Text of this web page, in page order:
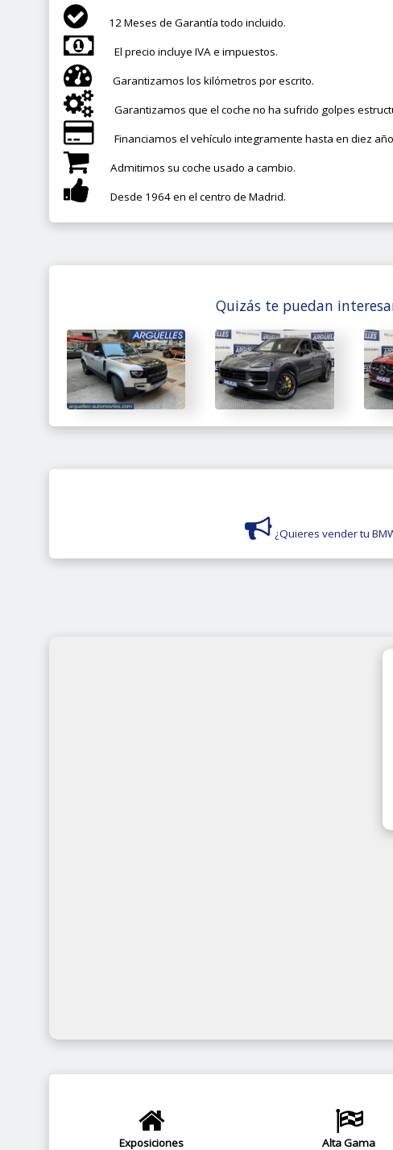
12 Meses de Garantía todo incluido.
El precio incluye IVA e impuestos.
Garantizamos los kilómetros por escrito.
Garantizamos que el coche no ha sufrido golpes
Financiamos el vehículo integramente hasta en diez
Admitimos su coche usado a cambio.
Desde 1964 en el centro de Madrid.
Quizás te puedan
¿Quieres vender tu
Exposiciones
Alta Gama